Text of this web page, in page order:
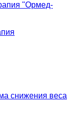
"Ормед-
снижения веса